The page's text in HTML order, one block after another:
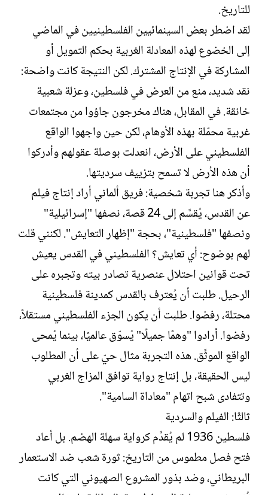
للتاريخ.
لقد اضطر بعض السينمائيين الفلسطينيين في الماضي
إلى الخضوع لهذه المعادلة الغربية بحكم التمويل أو
المشاركة في الإنتاج المشترك. لكن النتيجة كانت واضحة:
نقد شديد، منع من العرض في فلسطين، وعزلة شعبية
خانقة. في المقابل، هناك مخرجون جاؤوا من مجتمعات
غربية محمّلة بهذه الأوهام، لكن حين واجهوا الواقع
الفلسطيني على الأرض، انعدلت بوصلة عقولهم وأدركوا
أن هذه الأرض لا تسمح بتزييف سرديتها.
وأذكر هنا تجربة شخصية: فريق ألماني أراد إنتاج فيلم
عن القدس، يُقسَّم إلى 24 قصة، نصفها "إسرائيلية"
ونصفها "فلسطينية"، بحجة "إظهار التعايش". لكنني قلت
لهم بوضوح: أي تعايش؟ الفلسطيني في القدس يعيش
تحت قوانين احتلال عنصرية تصادر بيته وتجبره على
الرحيل. طلبت أن يُعترف بالقدس كمدينة فلسطينية
محتلة، رفضوا. طلبت أن يكون الجزء الفلسطيني مستقلاً،
رفضوا. أرادوا "وهمًا جميلًا" يُسوّق عالميًا، بينما يُمحى
الواقع الموثَّق. هذه التجربة مثال حيّ على أن المطلوب
ليس الحقيقة، بل إنتاج رواية توافق المزاج الغربي
وتتفادى شبح اتهام "معاداة السامية".
ثالثًا: الفيلم والسردية
فلسطين 1936 لم يُقدَّم كرواية سهلة الهضم. بل أعاد
فتح فصل مطموس من التاريخ: ثورة شعب ضد الاستعمار
البريطاني، وضد بذور المشروع الصهيوني التي كانت